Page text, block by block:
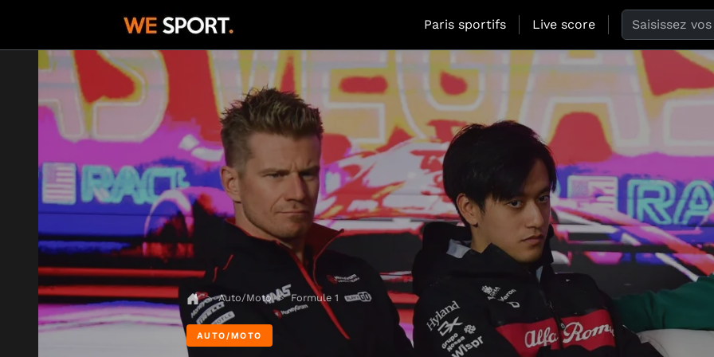
Paris sportifs Live score Search the
Auto/Moto Formule 1
AUTO/MOTO